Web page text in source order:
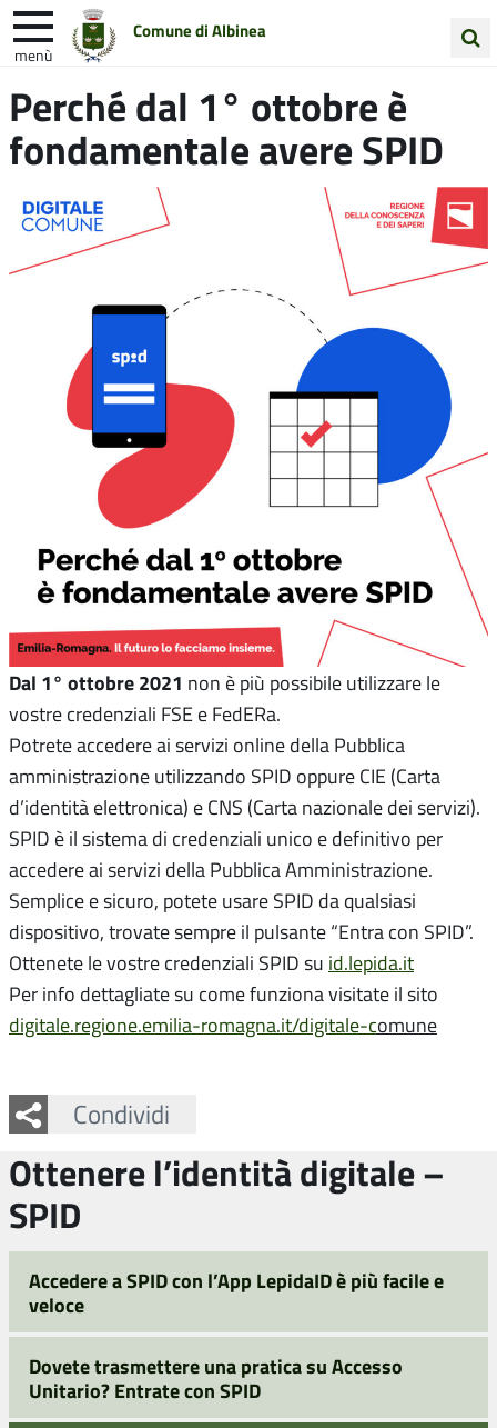
Comune di Albinea
menù
nel
sito
Entra in Comune Vivi Albinea
Unione Colline Matildiche
Perché dal 1° ottobre è
fondamentale avere SPID
Dal 1° ottobre 2021 non è più possibile utilizzare le
vostre credenziali FSE e FedERa.
Potrete accedere ai servizi online della Pubblica
amministrazione utilizzando SPID oppure CIE (Carta
d’identità elettronica) e CNS (Carta nazionale dei servizi).
SPID è il sistema di credenziali unico e definitivo per
accedere ai servizi della Pubblica Amministrazione.
Semplice e sicuro, potete usare SPID da qualsiasi
dispositivo, trovate sempre il pulsante “Entra con SPID”.
Ottenete le vostre credenziali SPID su id.lepida.it
Per info dettagliate su come funziona visitate il sito
digitale.regione.emilia-romagna.it/digitale-comune
Condividi
Facebook
Twitter
Whatsapp
Ottenere l’identità digitale –
SPID
Accedere a SPID con l’App LepidaID è più facile e
veloce
Dovete trasmettere una pratica su Accesso
Unitario? Entrate con SPID